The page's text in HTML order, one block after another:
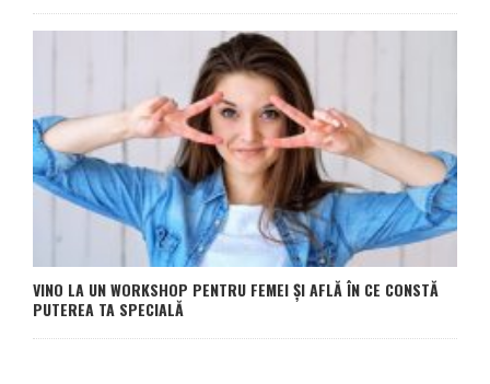
VINO LA UN WORKSHOP PENTRU FEMEI ȘI AFLĂ ÎN CE CONSTĂ
PUTEREA TA SPECIALĂ